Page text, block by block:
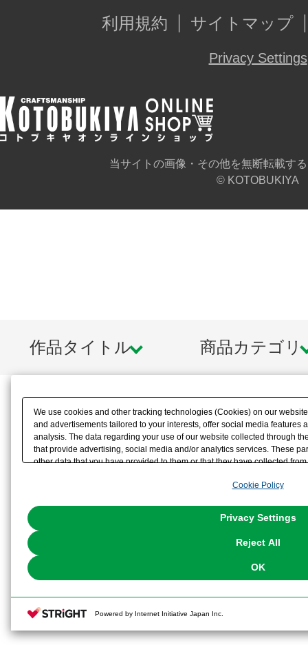
利用規約
サイトマップ
Privacy Settings
当サイトの画像・その他を無断転載す
© KOTOBUKIYA
作品タイトル 商品カテゴリ
We use cookies and other tracking technologies (Cookies) on our
and advertisements tailored to your interests, offer social media features
analysis. The data regarding your use of our website collected through
that provide advertising, social media and/or analytics services. These
other data that you have provided to them or that they have collected
the use of all Cookies except for Strictly Necessary Cookies, please
You can change your consent or rejection settings at any time via
Cookie Policy
Privacy Settings
Reject All
OK
Powered by Internet Initiative Japan Inc.